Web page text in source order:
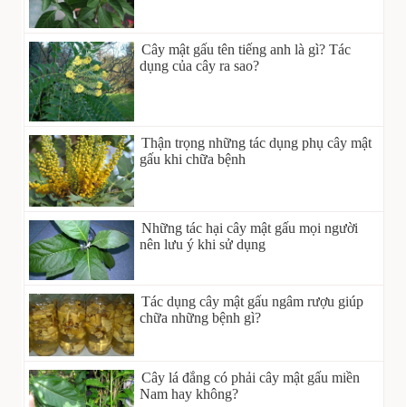
Cây mật gấu tên tiếng anh là gì? Tác
dụng của cây ra sao?
Thận trọng những tác dụng phụ cây mật
gấu khi chữa bệnh
Những tác hại cây mật gấu mọi người
nên lưu ý khi sử dụng
Tác dụng cây mật gấu ngâm rượu giúp
chữa những bệnh gì?
Cây lá đắng có phải cây mật gấu miền
Nam hay không?